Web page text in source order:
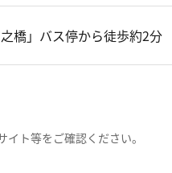
橋」バス停から徒歩約2分
ト等をご確認ください。